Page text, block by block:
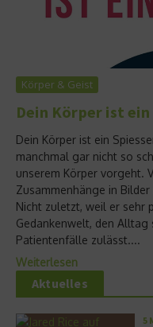
Körper & Geist
Dein Körper ist ein
Dein Körper ist ein
manchmal gar nicht so
unserem Körper vorgeht.
Zusammenhänge in
Nicht zuletzt, weil er sehr
Gedankenwelt, den Alltag
Patientenfälle zulässt....
Weiterlesen
Aktuelles
5